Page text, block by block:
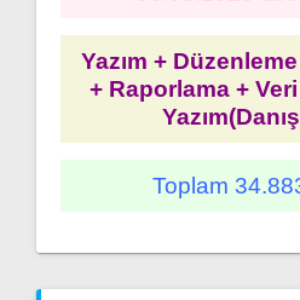
Yazım +
+ Raporlama +
Toplam